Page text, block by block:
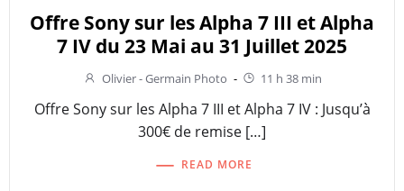
Offre Sony sur les Alpha 7 III et Alpha
7 IV du 23 Mai au 31 Juillet 2025
Olivier - Germain Photo - 11 h 38 min
Offre Sony sur les Alpha 7 III et Alpha 7 IV : Jusqu’à
300€ de remise […]
READ MORE